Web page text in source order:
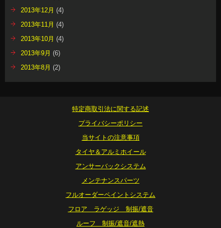
2013年12月 (4)
2013年11月 (4)
2013年10月 (4)
2013年9月 (6)
2013年8月 (2)
特定商取引法に関する記述
プライバシーポリシー
当サイトの注意事項
タイヤ＆アルミホイール
アンサーバックシステム
メンテナンスパーツ
フルオーダーペイントシステム
フロア ラゲッジ 制振/遮音
ルーフ 制振/遮音/遮熱